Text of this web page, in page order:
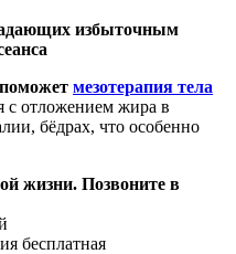
избыточным
мезотерапия тела
с отложением жира в
бёдрах, что особенно
жизни. Позвоните в
бесплатная